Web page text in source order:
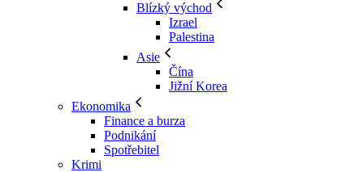
Blízký východ
Izrael
Palestina
Asie
Čína
Jižní Korea
Ekonomika
Finance a burza
Podnikání
Spotřebitel
Krimi